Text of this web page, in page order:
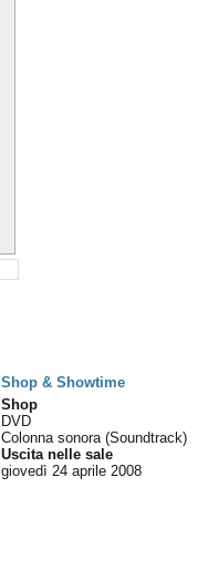
Shop & Showtime
Shop
DVD
Colonna sonora (Soundtrack)
Uscita nelle sale
giovedì 24 aprile 2008